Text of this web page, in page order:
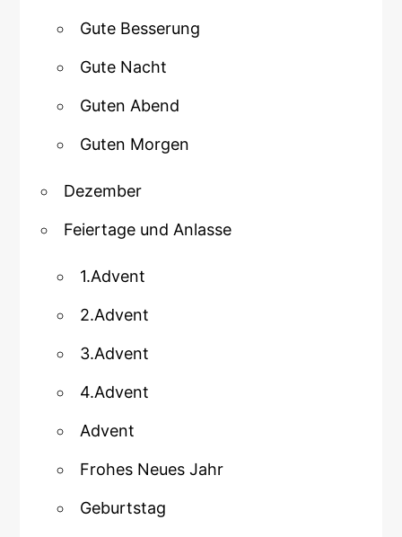
Gute Besserung
Gute Nacht
Guten Abend
Guten Morgen
Dezember
Feiertage und Anlasse
1.Advent
2.Advent
3.Advent
4.Advent
Advent
Frohes Neues Jahr
Geburtstag